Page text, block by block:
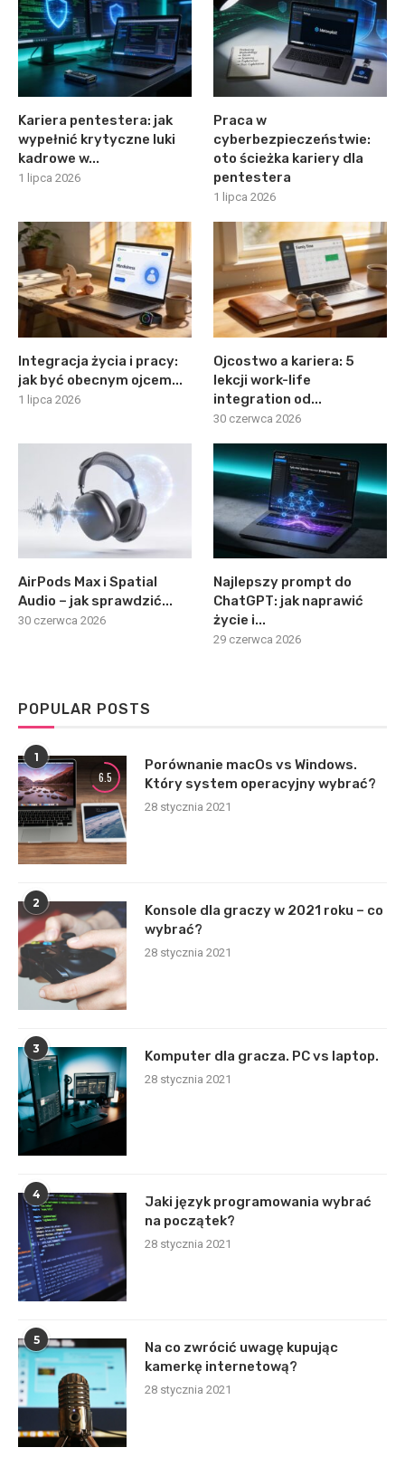
Kariera pentestera: jak
wypełnić krytyczne luki
kadrowe w...
1 lipca 2026
Praca w
cyberbezpieczeństwie:
oto ścieżka kariery dla
pentestera
1 lipca 2026
Integracja życia i pracy:
jak być obecnym ojcem...
1 lipca 2026
Ojcostwo a kariera: 5
lekcji work-life
integration od...
30 czerwca 2026
AirPods Max i Spatial
Audio – jak sprawdzić...
30 czerwca 2026
Najlepszy prompt do
ChatGPT: jak naprawić
życie i...
29 czerwca 2026
POPULAR POSTS
1
6.5
Porównanie macOs vs Windows.
Który system operacyjny wybrać?
28 stycznia 2021
2
Konsole dla graczy w 2021 roku – co
wybrać?
28 stycznia 2021
3
Komputer dla gracza. PC vs laptop.
28 stycznia 2021
4
Jaki język programowania wybrać
na początek?
28 stycznia 2021
5
Na co zwrócić uwagę kupując
kamerkę internetową?
28 stycznia 2021